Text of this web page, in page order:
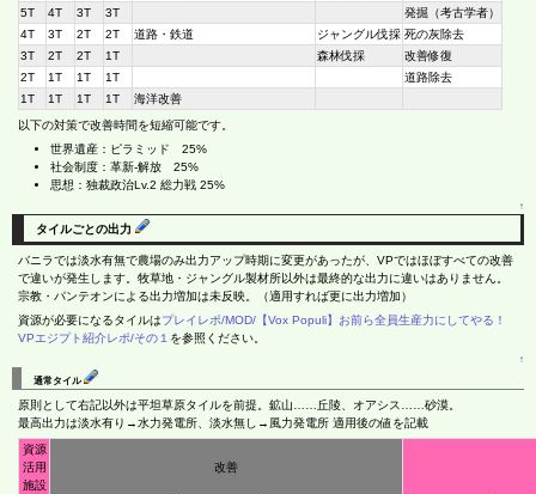
5T
4T 3T 3T
発掘（考古学者）
4T
3T 2T 2T 道路・鉄道 ジャングル伐採 死の灰除去
3T
2T 2T 1T 森林伐採
改善修復
2T
1T 1T 1T
道路除去
1T
1T 1T 1T
海洋改善
以下の対策で改善時間を短縮可能です。
世界遺産：ピラミッド 25%
社会制度：革新-解放 25%
思想：独裁政治Lv.2 総力戦 25%
↑
タイルごとの出力
バニラでは淡水有無で農場のみ出力アップ時期に変更があったが、VPではほぼすべての改善
で違いが発生します。牧草地・ジャングル製材所以外は最終的な出力に違いはありません。
宗教・パンテオンによる出力増加は未反映。（適用すれば更に出力増加）
資源が必要になるタイルはプレイレポ/MOD/【Vox Populi】お前ら全員生産力にしてやる！
VPエジプト紹介レポ/その１ を参照ください。
↑
通常タイル
原則として右記以外は平坦草原タイルを前提。鉱山……丘陵、オアシス……砂漠。
最高出力は淡水有り→水力発電所、淡水無し→風力発電所 適用後の値を記載
資源
活用
施設
改善